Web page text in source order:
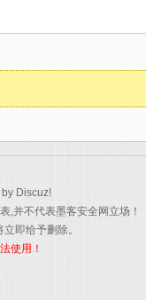
Discuz!
,并不代表墨客安全网立场！
即给予删除。
使用！